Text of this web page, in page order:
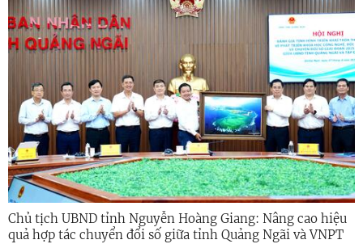
Chủ tịch UBND tỉnh Nguyễn Hoàng Giang: Nâng cao hiệu
quả hợp tác chuyển đổi số giữa tỉnh Quảng Ngãi và VNPT